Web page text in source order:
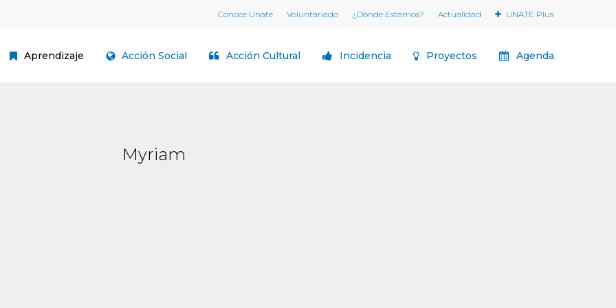
Conoce Unate Voluntariado ¿Dónde Estamos? Actualidad UNATE Plus
Aprendizaje Acción Social Acción Cultural Incidencia Proyectos Agenda
Myriam